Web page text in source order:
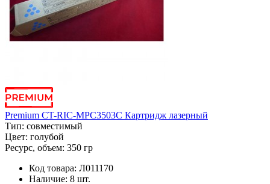
Premium CT-RIC-MPC3503C Картридж лазерный
Тип: совместимый
Цвет: голубой
Ресурс, объем: 350 гр
Код товара: Л011170
Наличие: 8 шт.